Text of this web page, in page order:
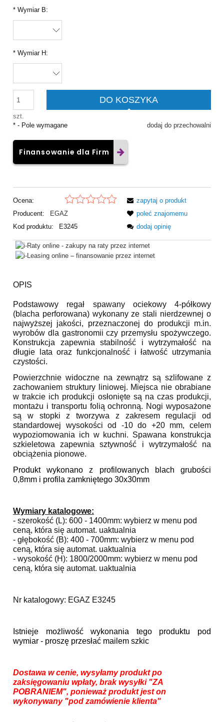
* Wymiar B:
* Wymiar H:
szt.
DO KOSZYKA
dodaj do przechowalni
* - Pole wymagane
Finansowanie dla Firm
Ocena:
Producent:
EGAZ
Kod produktu:
E3245
zapytaj o produkt
poleć znajomemu
dodaj opinię
OPIS
Podstawowy regał spawany ociekowy 4-półkowy
(blacha perforowana) wykonany ze stali nierdzewnej o
najwyższej jakości, przeznaczonej do produkcji m.in.
wyrobów dla gastronomii czy przemysłu spożywczego.
Konstrukcja zapewnia stabilność i wytrzymałość na
długie lata oraz funkcjonalność i łatwość utrzymania
czystości.
Powierzchnie widoczne na zewnątrz są szlifowane z
zachowaniem struktury liniowej. Miejsca nie obrabiane
w trakcie ich produkcji osłonięte są na czas produkcji,
montażu i transportu folią ochronną. Nogi wyposażone
są w stopki z tworzywa z zakresem regulacji od
standardowej wysokości od -10 do +20 mm, celem
wypoziomowania ich w kuchni. Spawana konstrukcja
szkieletowa zapewnia sztywność i wytrzymałość na
obciążenia pionowe.
Produkt wykonano z profilowanych blach grubości
0,8mm i profila zamkniętego 30x30mm
Wymiary katalogowe:
- szerokość (L): 600 - 1400mm: wybierz w menu pod
ceną, która się automat. uaktualnia
- głębokość (B): 400 - 700mm: wybierz w menu pod
ceną, która się automat. uaktualnia
- wysokość (H): 1800/2000mm: wybierz w menu pod
ceną, która się automat. uaktualnia
Nr katalogowy: EGAZ E3245
Istnieje możliwość wykonania tego produktu pod
wymiar - proszę przesłać mailem szkic
Dostawa w cenie, wysyłamy produkt po
zaksięgowaniu wpłaty, brak wysyłki "ZA
POBRANIEM", ponieważ produkt jest on
wykonywany "pod zamówienie klienta"